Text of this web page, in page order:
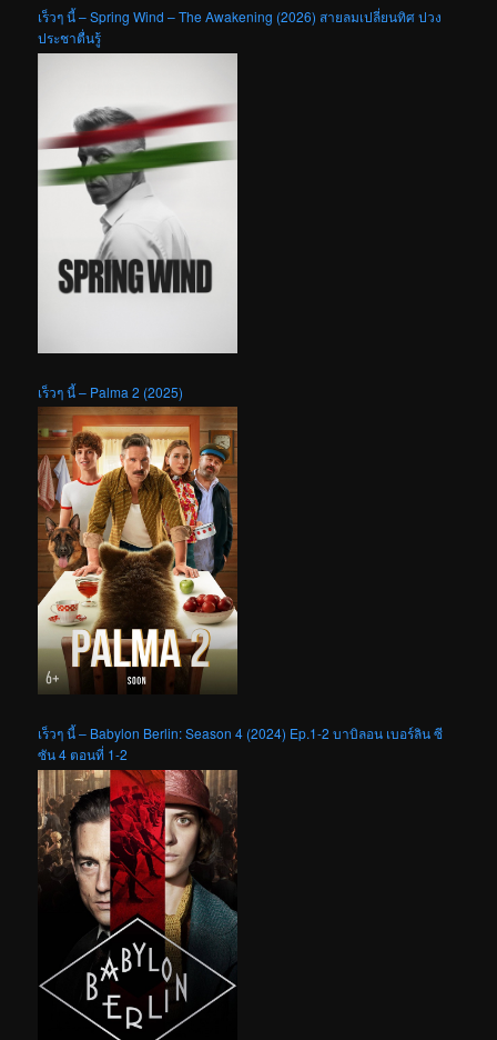
เร็วๆ นี้ – Spring Wind – The Awakening (2026) สายลมเปลี่ยนทิศ ปวง
ประชาตื่นรู้
เร็วๆ นี้ – Palma 2 (2025)
เร็วๆ นี้ – Babylon Berlin: Season 4 (2024) Ep.1-2 บาบิลอน เบอร์ลิน ซี
ซัน 4 ตอนที่ 1-2